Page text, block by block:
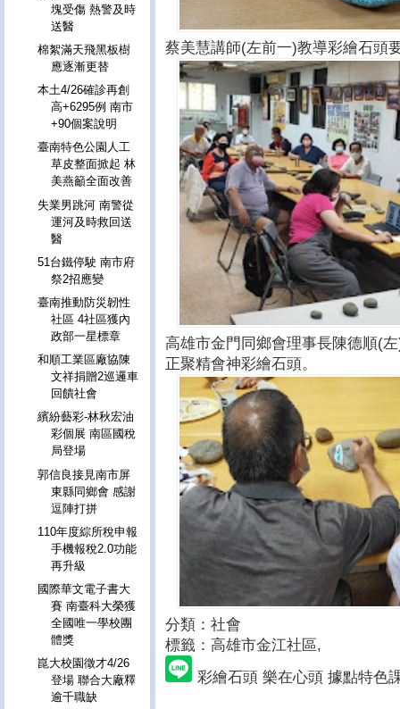
蔡美慧講師(左前一)教導彩繪石頭
高雄市金門同鄉會理事長陳德順(
正聚精會神彩繪石頭。
分類：社會
標籤：高雄市金江社區,
彩繪石頭 樂在心頭 據點特色
塊受傷 熱警及時
送醫
棉絮滿天飛黑板樹
應逐漸更替
本土4/26確診再創
高+6295例 南市
+90個案說明
臺南特色公園人工
草皮整面掀起 林
美燕籲全面改善
失業男跳河 南警從
運河及時救回送
醫
51台鐵停駛 南市府
祭2招應變
臺南推動防災韌性
社區 4社區獲內
政部一星標章
和順工業區廠協陳
文祥捐贈2巡邏車
回饋社會
繽紛藝彩-林秋宏油
彩個展 南區國稅
局登場
郭信良接見南市屏
東縣同鄉會 感謝
逗陣打拼
110年度綜所稅申報
手機報稅2.0功能
再升級
國際華文電子書大
賽 南臺科大榮獲
全國唯一學校團
體獎
崑大校園徵才4/26
登場 聯合大廠釋
逾千職缺